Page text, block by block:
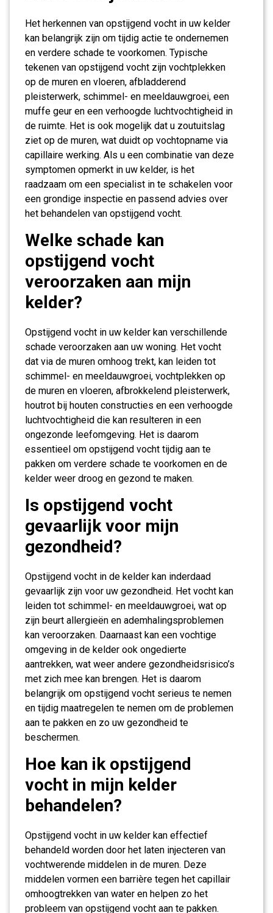
Het herkennen van opstijgend vocht in uw kelder
kan belangrijk zijn om tijdig actie te ondernemen
en verdere schade te voorkomen. Typische
tekenen van opstijgend vocht zijn vochtplekken
op de muren en vloeren, afbladderend
pleisterwerk, schimmel- en meeldauwgroei, een
muffe geur en een verhoogde luchtvochtigheid in
de ruimte. Het is ook mogelijk dat u zoutuitslag
ziet op de muren, wat duidt op vochtopname via
capillaire werking. Als u een combinatie van deze
symptomen opmerkt in uw kelder, is het
raadzaam om een specialist in te schakelen voor
een grondige inspectie en passend advies over
het behandelen van opstijgend vocht.
Welke schade kan
opstijgend vocht
veroorzaken aan mijn
kelder?
Opstijgend vocht in uw kelder kan verschillende
schade veroorzaken aan uw woning. Het vocht
dat via de muren omhoog trekt, kan leiden tot
schimmel- en meeldauwgroei, vochtplekken op
de muren en vloeren, afbrokkelend pleisterwerk,
houtrot bij houten constructies en een verhoogde
luchtvochtigheid die kan resulteren in een
ongezonde leefomgeving. Het is daarom
essentieel om opstijgend vocht tijdig aan te
pakken om verdere schade te voorkomen en de
kelder weer droog en gezond te maken.
Is opstijgend vocht
gevaarlijk voor mijn
gezondheid?
Opstijgend vocht in de kelder kan inderdaad
gevaarlijk zijn voor uw gezondheid. Het vocht kan
leiden tot schimmel- en meeldauwgroei, wat op
zijn beurt allergieën en ademhalingsproblemen
kan veroorzaken. Daarnaast kan een vochtige
omgeving in de kelder ook ongedierte
aantrekken, wat weer andere gezondheidsrisico’s
met zich mee kan brengen. Het is daarom
belangrijk om opstijgend vocht serieus te nemen
en tijdig maatregelen te nemen om de problemen
aan te pakken en zo uw gezondheid te
beschermen.
Hoe kan ik opstijgend
vocht in mijn kelder
behandelen?
Opstijgend vocht in uw kelder kan effectief
behandeld worden door het laten injecteren van
vochtwerende middelen in de muren. Deze
middelen vormen een barrière tegen het capillair
omhoogtrekken van water en helpen zo het
probleem van opstijgend vocht aan te pakken.